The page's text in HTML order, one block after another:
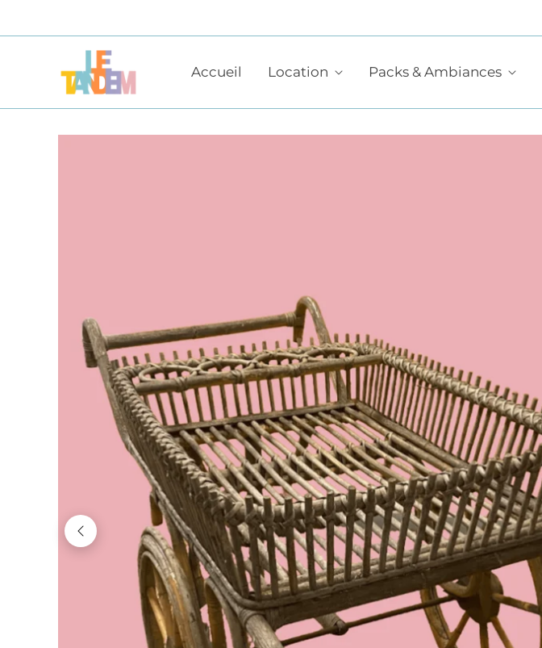
Accueil Location Packs & Ambiances